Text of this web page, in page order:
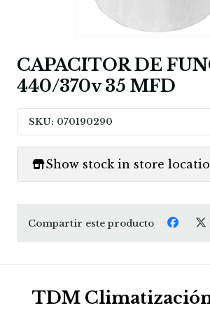
CAPACITOR DE
440/370v 35 MFD
SKU: 070190290
Show stock in store
Compartir este producto
TDM